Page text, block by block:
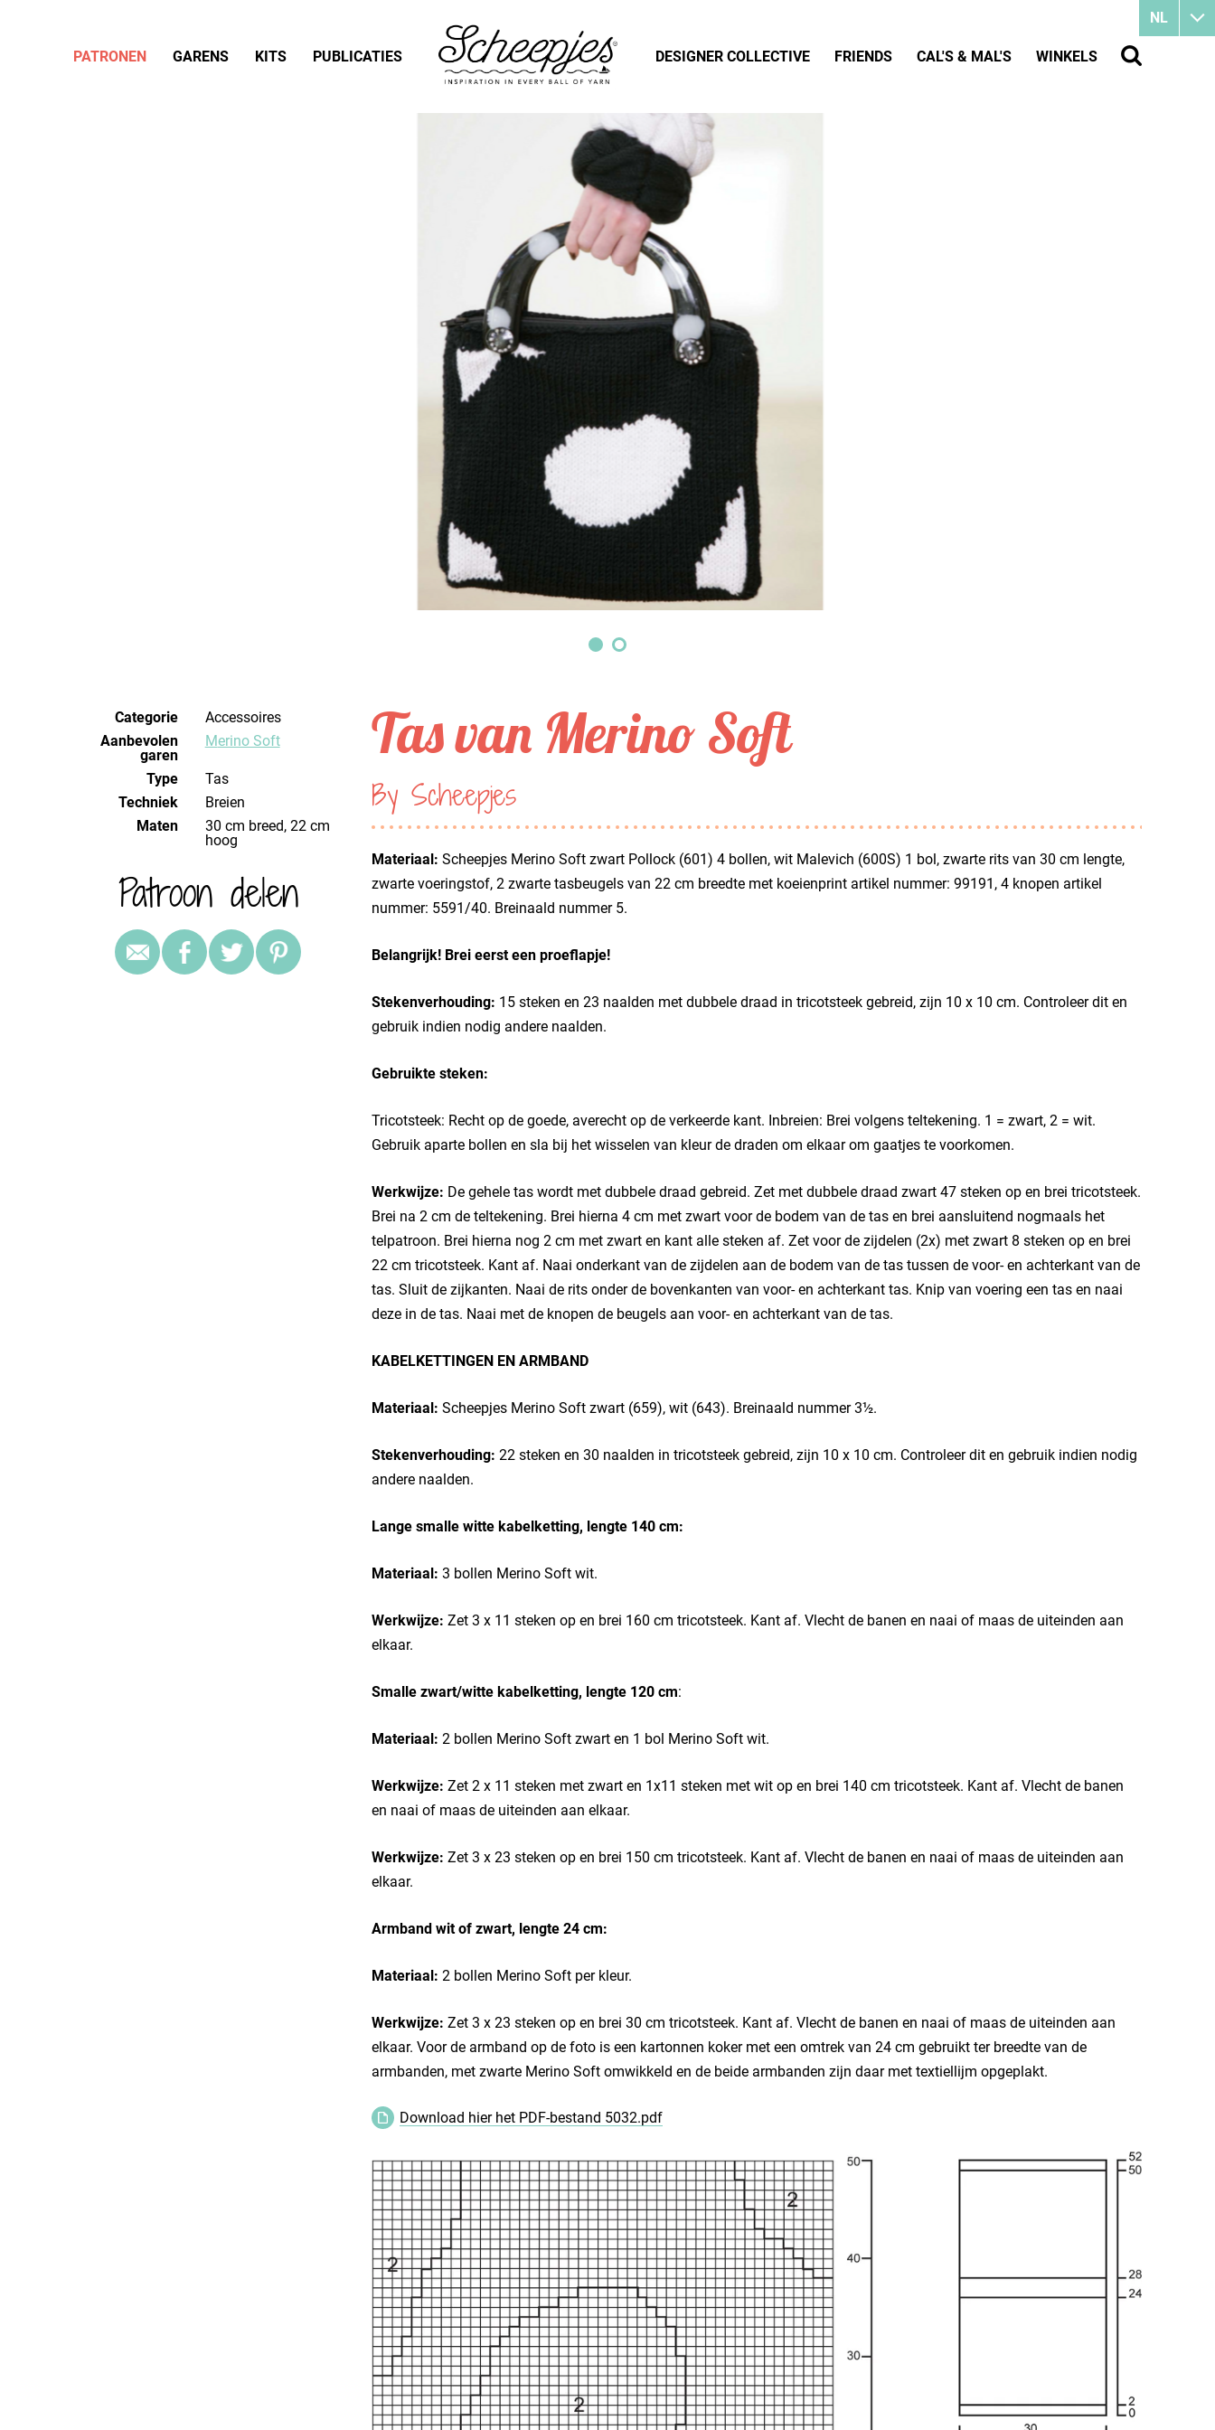
Categorie
Accessoires
Aanbevolen
garen
Merino Soft
Type
Tas
Techniek
breien
Maten
30 cm breed, 22 cm
hoog
Patroon delen
Tas van Merino Soft
By Scheepjes
Materiaal: Scheepjes Merino Soft zwart Pollock (601) 4 bollen, wit Malevich (600S) 1 bol, zwarte rits van 30 cm lengte,
zwarte voeringstof, 2 zwarte tasbeugels van 22 cm breedte met koeienprint artikel nummer: 99191, 4 knopen artikel
nummer: 5591/40. Breinaald nummer 5.
Belangrijk! Brei eerst een proeflapje!
Stekenverhouding: 15 steken en 23 naalden met dubbele draad in tricotsteek gebreid, zijn 10 x 10 cm. Controleer dit en
gebruik indien nodig andere naalden.
Gebruikte steken:
Tricotsteek: Recht op de goede, averecht op de verkeerde kant. Inbreien: Brei volgens teltekening. 1 = zwart, 2 = wit.
Gebruik aparte bollen en sla bij het wisselen van kleur de draden om elkaar om gaatjes te voorkomen.
Werkwijze: De gehele tas wordt met dubbele draad gebreid. Zet met dubbele draad zwart 47 steken op en brei tricotsteek.
Brei na 2 cm de teltekening. Brei hierna 4 cm met zwart voor de bodem van de tas en brei aansluitend nogmaals het
telpatroon. Brei hierna nog 2 cm met zwart en kant alle steken af. Zet voor de zijdelen (2x) met zwart 8 steken op en brei
22 cm tricotsteek. Kant af. Naai onderkant van de zijdelen aan de bodem van de tas tussen de voor- en achterkant van de
tas. Sluit de zijkanten. Naai de rits onder de bovenkanten van voor- en achterkant tas. Knip van voering een tas en naai
deze in de tas. Naai met de knopen de beugels aan voor- en achterkant van de tas.
KABELKETTINGEN EN ARMBAND
Materiaal: Scheepjes Merino Soft zwart (659), wit (643). Breinaald nummer 3½.
Stekenverhouding: 22 steken en 30 naalden in tricotsteek gebreid, zijn 10 x 10 cm. Controleer dit en gebruik indien nodig
andere naalden.
Lange smalle witte kabelketting, lengte 140 cm:
Materiaal: 3 bollen Merino Soft wit.
Werkwijze: Zet 3 x 11 steken op en brei 160 cm tricotsteek. Kant af. Vlecht de banen en naai of maas de uiteinden aan
elkaar.
Smalle zwart/witte kabelketting, lengte 120 cm:
Materiaal: 2 bollen Merino Soft zwart en 1 bol Merino Soft wit.
Werkwijze: Zet 2 x 11 steken met zwart en 1x11 steken met wit op en brei 140 cm tricotsteek. Kant af. Vlecht de banen
en naai of maas de uiteinden aan elkaar.
Werkwijze: Zet 3 x 23 steken op en brei 150 cm tricotsteek. Kant af. Vlecht de banen en naai of maas de uiteinden aan
elkaar.
Armband wit of zwart, lengte 24 cm:
Materiaal: 2 bollen Merino Soft per kleur.
Werkwijze: Zet 3 x 23 steken op en brei 30 cm tricotsteek. Kant af. Vlecht de banen en naai of maas de uiteinden aan
elkaar. Voor de armband op de foto is een kartonnen koker met een omtrek van 24 cm gebruikt ter breedte van de
armbanden, met zwarte Merino Soft omwikkeld en de beide armbanden zijn daar met textiellijm opgeplakt.
Download hier het PDF-bestand 5032.pdf
NL
PATRONEN GARENS KITS PUBLICATIES DESIGNER COLLECTIVE FRIENDS CAL'S & MAL'S WINKELS